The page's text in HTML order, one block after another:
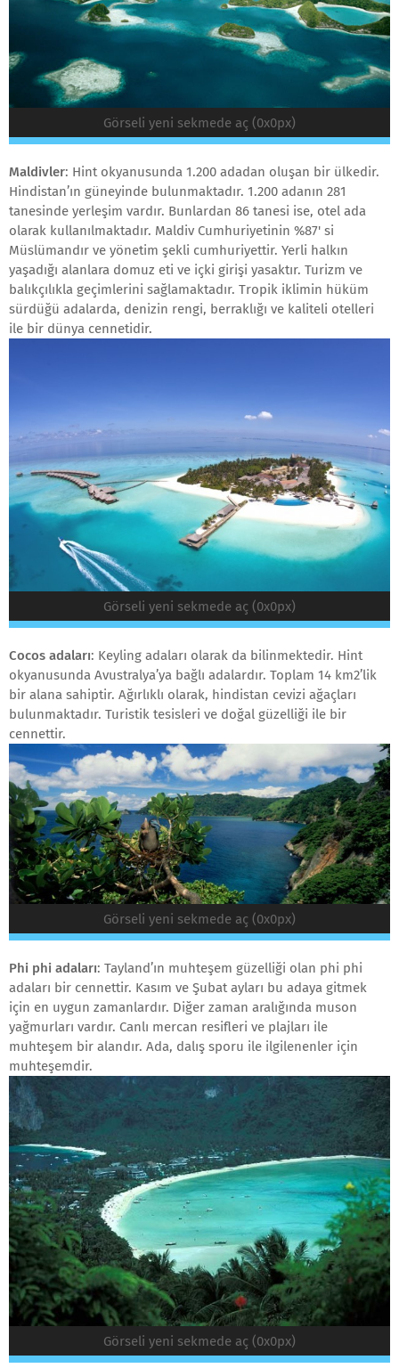
Görseli yeni sekmede aç (0x0px)
Maldivler: Hint okyanusunda 1.200 adadan oluşan bir ülkedir.
Hindistan’ın güneyinde bulunmaktadır. 1.200 adanın 281
tanesinde yerleşim vardır. Bunlardan 86 tanesi ise, otel ada
olarak kullanılmaktadır. Maldiv Cumhuriyetinin %87' si
Müslümandır ve yönetim şekli cumhuriyettir. Yerli halkın
yaşadığı alanlara domuz eti ve içki girişi yasaktır. Turizm ve
balıkçılıkla geçimlerini sağlamaktadır. Tropik iklimin hüküm
sürdüğü adalarda, denizin rengi, berraklığı ve kaliteli otelleri
ile bir dünya cennetidir.
Görseli yeni sekmede aç (0x0px)
Cocos adaları: Keyling adaları olarak da bilinmektedir. Hint
okyanusunda Avustralya’ya bağlı adalardır. Toplam 14 km2’lik
bir alana sahiptir. Ağırlıklı olarak, hindistan cevizi ağaçları
bulunmaktadır. Turistik tesisleri ve doğal güzelliği ile bir
cennettir.
Görseli yeni sekmede aç (0x0px)
Phi phi adaları: Tayland’ın muhteşem güzelliği olan phi phi
adaları bir cennettir. Kasım ve Şubat ayları bu adaya gitmek
için en uygun zamanlardır. Diğer zaman aralığında muson
yağmurları vardır. Canlı mercan resifleri ve plajları ile
muhteşem bir alandır. Ada, dalış sporu ile ilgilenenler için
muhteşemdir.
Görseli yeni sekmede aç (0x0px)